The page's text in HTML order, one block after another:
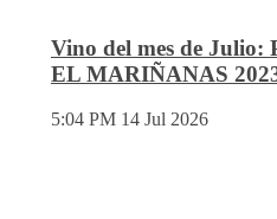
Vino del mes de Julio:
EL MARIÑANAS
5:04 PM 14 Jul 2026